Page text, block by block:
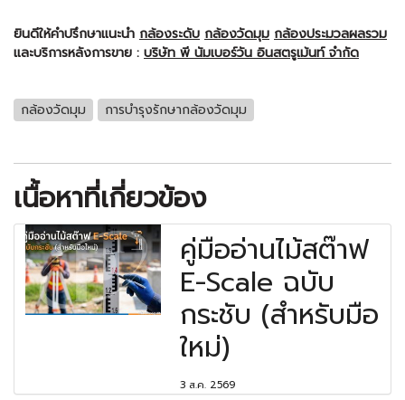
ยินดีให้คำปรึกษาแนะนำ กล้องระดับ กล้องวัดมุม กล้องประมวลผลรวม
และบริการหลังการขาย : บริษัท พี นัมเบอร์วัน อินสตรูเม้นท์ จำกัด
กล้องวัดมุม การบำรุงรักษากล้องวัดมุม
เนื้อหาที่เกี่ยวข้อง
คู่มืออ่านไม้สต๊าฟ
E-Scale ฉบับ
กระชับ (สำหรับมือ
ใหม่)
3 ส.ค. 2569